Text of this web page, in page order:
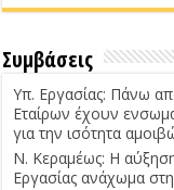
Συμβάσεις
Υπ. Εργασίας: Πάνω
Εταίρων έχουν
για την ισότητα
Ν. Κεραμέως: Η
Εργασίας ανάχωμα